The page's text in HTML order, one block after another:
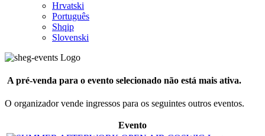
Hrvatski
Português
Shqip
Slovenski
A pré-venda para o evento selecionado não está mais ativa.
O organizador vende ingressos para os seguintes outros eventos.
Evento